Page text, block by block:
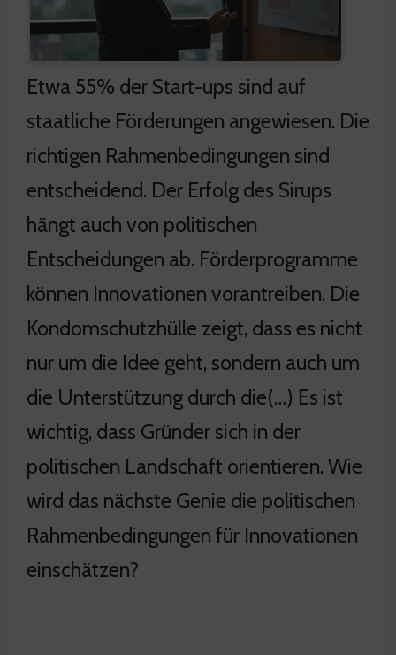
Etwa 55% der Start-ups sind auf
staatliche Förderungen angewiesen. Die
richtigen Rahmenbedingungen sind
entscheidend. Der Erfolg des Sirups
hängt auch von politischen
Entscheidungen ab. Förderprogramme
können Innovationen vorantreiben. Die
Kondomschutzhülle zeigt, dass es nicht
nur um die Idee geht, sondern auch um
die Unterstützung durch die(…) Es ist
wichtig, dass Gründer sich in der
politischen Landschaft orientieren. Wie
wird das nächste Genie die politischen
Rahmenbedingungen für Innovationen
einschätzen?